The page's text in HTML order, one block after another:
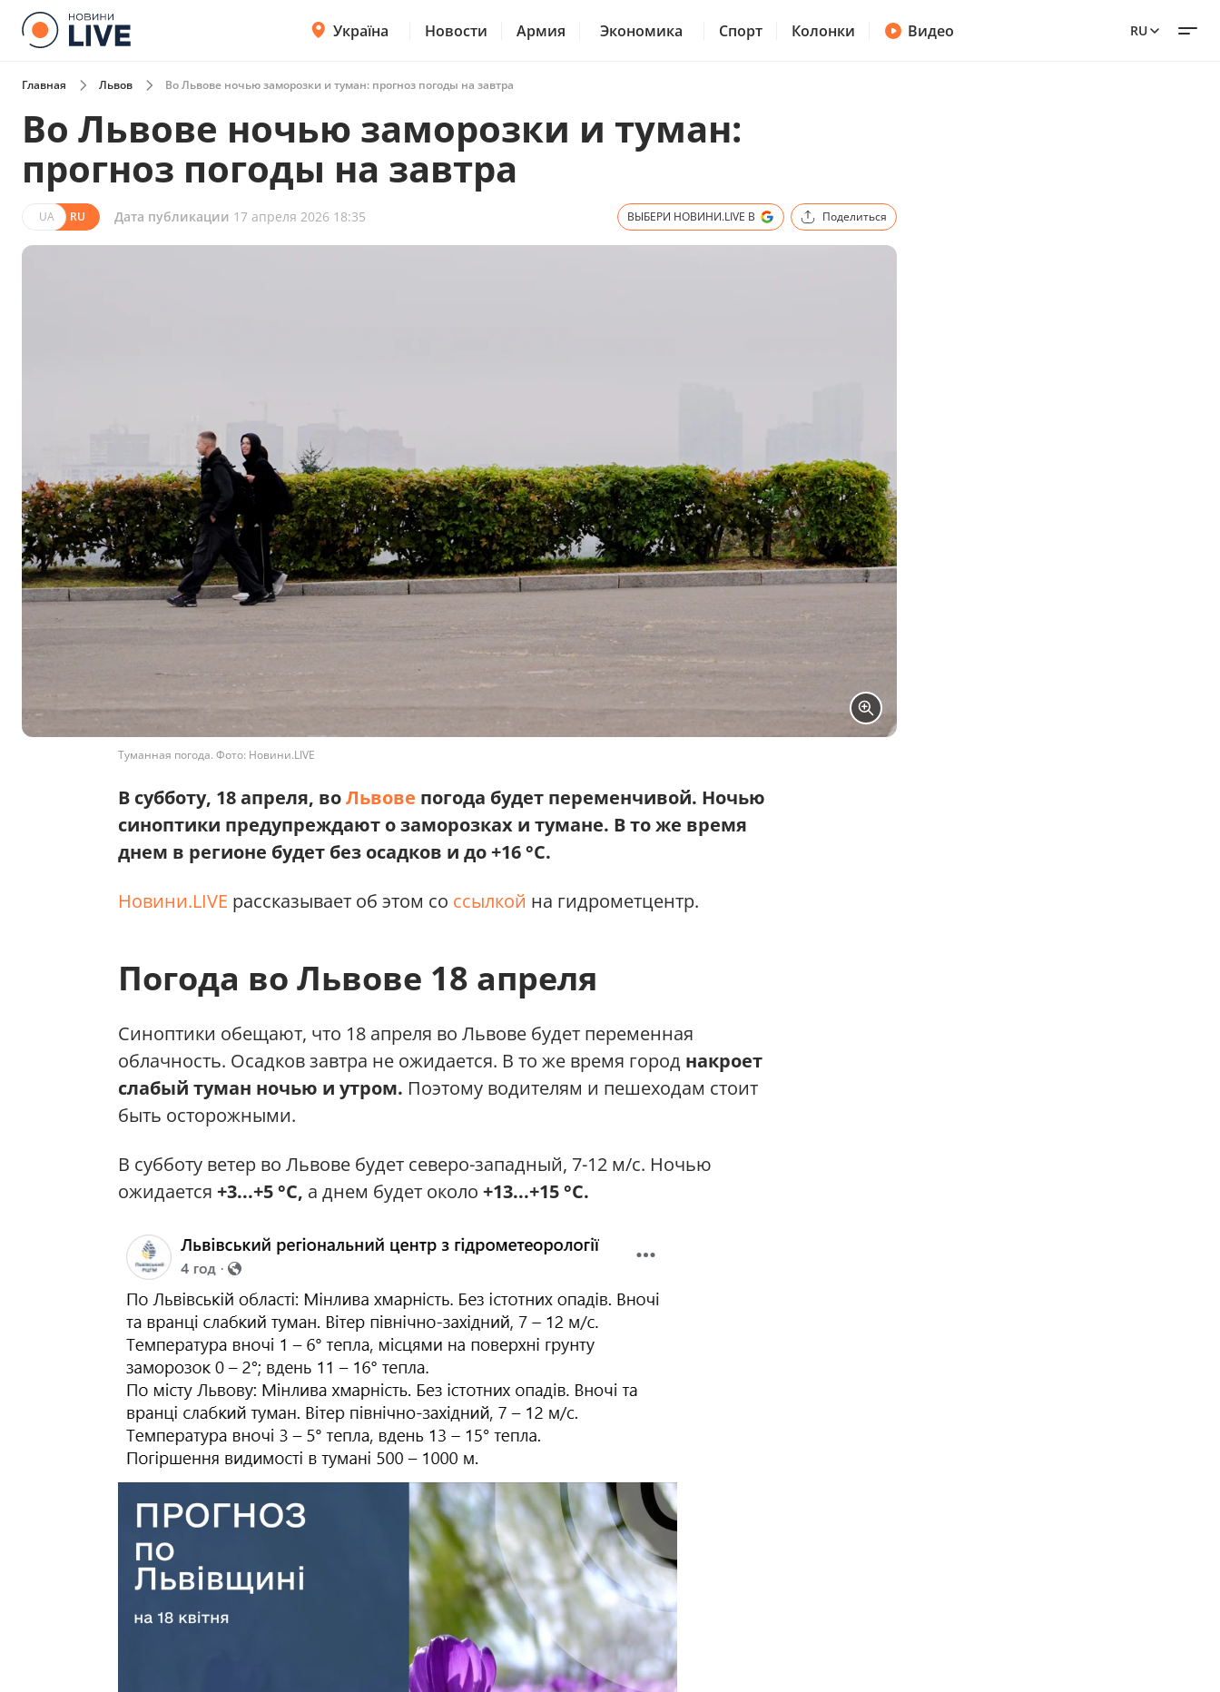
Україна Новости Армия Экономика Спорт Колонки Видео RU
Главная Львов Во Львове ночью заморозки и туман: прогноз погоды на завтра
Во Львове ночью заморозки и туман:
прогноз погоды на завтра
UA RU Дата публикации 17 апреля 2026 18:35 ВЫБЕРИ НОВИНИ.LIVE В Поделиться
Туманная погода. Фото: Новини.LIVE
В субботу, 18 апреля, воЛьвове погода будет переменчивой. Ночью
синоптики предупреждают о заморозках и тумане. В то же время
днем в регионе будет без осадков и до +16 °С.
Новини.LIVE рассказывает об этом со ссылкой на гидрометцентр.
Погода во Львове 18 апреля
Синоптики обещают, что 18 апреля во Львове будет переменная
облачность. Осадков завтра не ожидается. В то же время город накроет
слабый туман ночью и утром. Поэтому водителям и пешеходам стоит
быть осторожными.
В субботу ветер во Львове будет северо-западный, 7-12 м/с. Ночью
ожидается +3...+5 °С, а днем будет около +13...+15 °С.